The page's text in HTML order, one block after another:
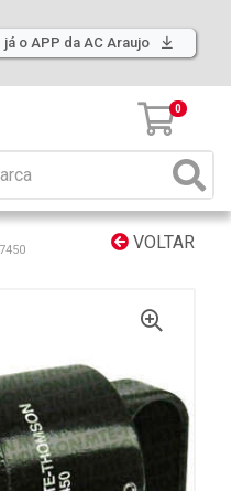
já o APP da AC Araujo
0
VOLTAR